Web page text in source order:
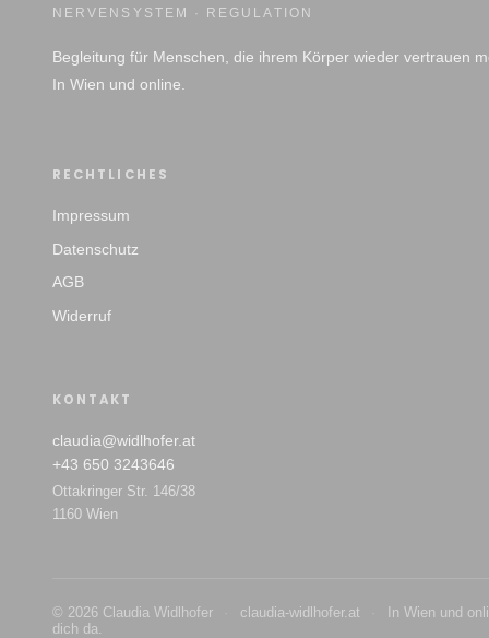
NERVENSYSTEM · REGULATION
Begleitung für Menschen, die ihrem Körper wieder vertrauen
In Wien und online.
RECHTLICHES
Impressum
Datenschutz
AGB
Widerruf
KONTAKT
claudia@widlhofer.at
+43 650 3243646
Ottakringer Str. 146/38
1160 Wien
© 2026 Claudia Widlhofer claudia-widlhofer.at
In Wien und
dich da.